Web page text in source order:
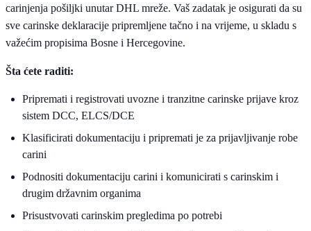
carinjenja pošiljki unutar DHL mreže. Vaš zadatak je osigurati da su
sve carinske deklaracije pripremljene tačno i na vrijeme, u skladu s
važećim propisima Bosne i Hercegovine.
Šta ćete raditi:
Pripremati i registrovati uvozne i tranzitne carinske prijave kroz
sistem DCC, ELCS/DCE
Klasificirati dokumentaciju i pripremati je za prijavljivanje robe
carini
Podnositi dokumentaciju carini i komunicirati s carinskim i
drugim državnim organima
Prisustvovati carinskim pregledima po potrebi